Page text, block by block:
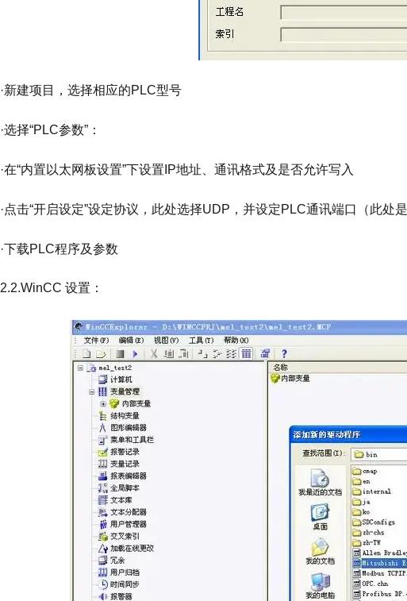
·新建项目，选择相应的PLC型号
·选择“PLC参数”：
·在“内置以太网板设置”下设置IP地址、通讯格式及是否允许写入
·点击“开启设定”设定协议，此处选择UDP，并设定PLC通讯端口（此处是
·下载PLC程序及参数
2.2.WinCC 设置：